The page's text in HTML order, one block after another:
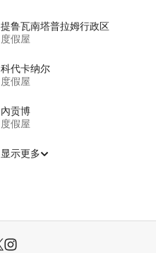
提鲁瓦南塔普拉姆行政区
度假屋
科代卡纳尔
度假屋
內贡博
度假屋
显示更多